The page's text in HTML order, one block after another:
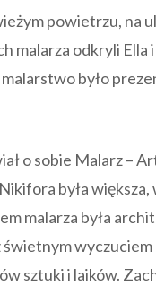
powietrzu, na
malarza odkryli
było
o sobie Malarz –
była
malarza była
świetnym
sztuki i laików.